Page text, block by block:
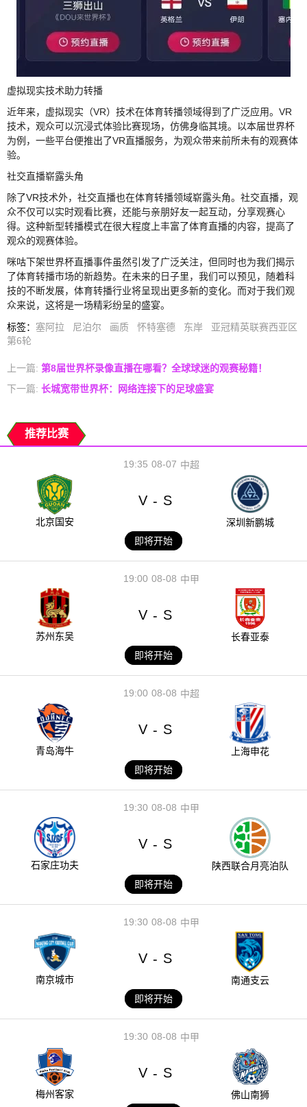
虚拟现实技术助力转播
近年来，虚拟现实（VR）技术在体育转播领域得到了广泛应用。VR
技术，观众可以沉浸式体验比赛现场，仿佛身临其境。以本届世界杯
为例，一些平台便推出了VR直播服务，为观众带来前所未有的观赛体
验。
社交直播崭露头角
除了VR技术外，社交直播也在体育转播领域崭露头角。社交直播，观
众不仅可以实时观看比赛，还能与亲朋好友一起互动，分享观赛心
得。这种新型转播模式在很大程度上丰富了体育直播的内容，提高了
观众的观赛体验。
咪咕下架世界杯直播事件虽然引发了广泛关注，但同时也为我们揭示
了体育转播市场的新趋势。在未来的日子里，我们可以预见，随着科
技的不断发展，体育转播行业将呈现出更多新的变化。而对于我们观
众来说，这将是一场精彩纷呈的盛宴。
标签： 塞阿拉 尼泊尔 画质 怀特塞德 东岸
亚冠精英联赛西亚区
第6轮
上一篇: 第8届世界杯录像直播在哪看？全球球迷的观赛秘籍！
下一篇: 长城宽带世界杯：网络连接下的足球盛宴
推荐比赛
08-07
19:35 中超
北京国安
V - S
深圳新鹏城
即将开始
08-08
19:00 中甲
苏州东吴
V - S
长春亚泰
即将开始
08-08
19:00 中超
青岛海牛
V - S
上海申花
即将开始
08-08
19:30 中甲
石家庄功夫
V - S
陕西联合月亮泊队
即将开始
08-08
19:30 中甲
南京城市
V - S
南通支云
即将开始
08-08
19:30 中甲
梅州客家
V - S
佛山南狮